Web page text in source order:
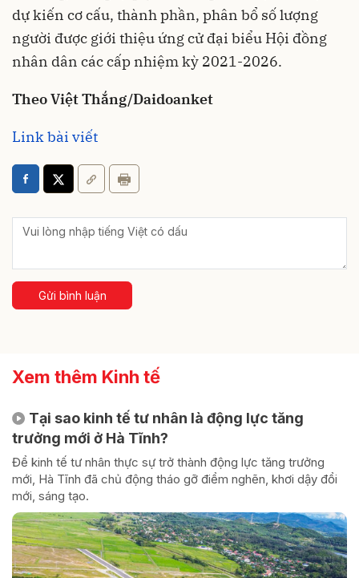
dự kiến cơ cấu, thành phần, phân bổ số lượng
người được giới thiệu ứng cử đại biểu Hội đồng
nhân dân các cấp nhiệm kỳ 2021-2026.
Theo Việt Thắng/Daidoanket
Link bài viết
Gửi bình luận
Xem thêm Kinh tế
Tại sao kinh tế tư nhân là động lực tăng
trưởng mới ở Hà Tĩnh?
Để kinh tế tư nhân thực sự trở thành động lực tăng trưởng
mới, Hà Tĩnh đã chủ động tháo gỡ điểm nghẽn, khơi dậy đổi
mới, sáng tạo.